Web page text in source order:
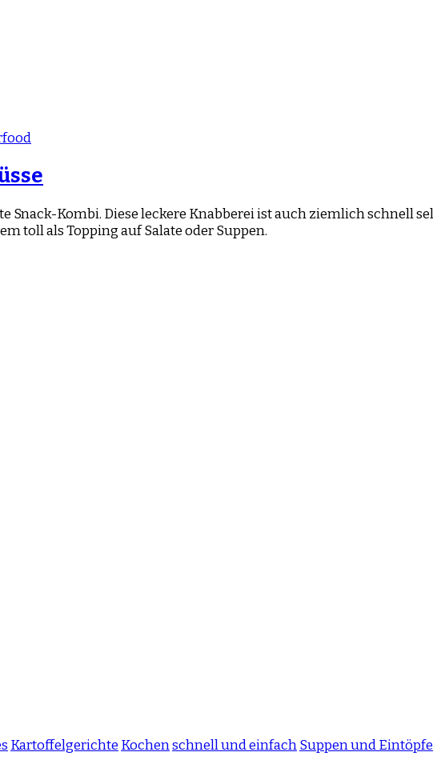
Snack-Kombi. Diese leckere Knabberei ist auch ziemlich schnell
toll als Topping auf Salate oder Suppen.
Kartoffelgerichte Kochenschnell und einfachSuppen und Eintöpfe